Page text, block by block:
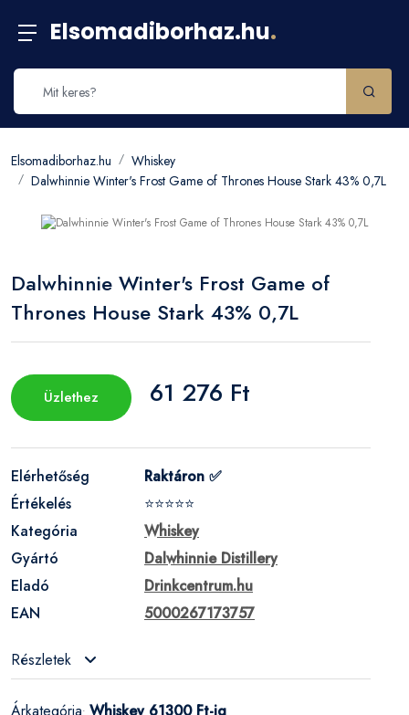
Elsomadiborhaz.hu.
Elsomadiborhaz.hu
Whiskey
Dalwhinnie Winter's Frost Game of Thrones House Stark 43% 0,7L
Dalwhinnie Winter's Frost Game of
Thrones House Stark 43% 0,7L
Üzlethez 61 276 Ft
Elérhetőség
Raktáron ✅
Értékelés
⭐⭐⭐⭐⭐
Kategória
Whiskey
Gyártó
Dalwhinnie Distillery
Eladó
Drinkcentrum.hu
EAN
5000267173757
Részletek
Árkategória Whiskey 61300 Ft-ig